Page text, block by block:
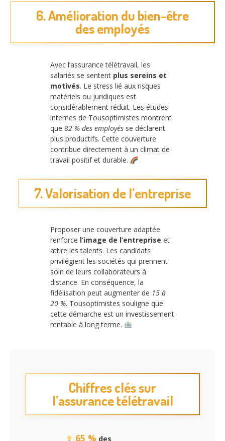
6. Amélioration du bien-être
des employés
Avec l’assurance télétravail, les
salariés se sentent plus sereins et
motivés. Le stress lié aux risques
matériels ou juridiques est
considérablement réduit. Les études
internes de Tousoptimistes montrent
que 82 % des employés se déclarent
plus productifs. Cette couverture
contribue directement à un climat de
travail positif et durable.
7. Valorisation de l’entreprise
Proposer une couverture adaptée
renforce l’image de l’entreprise et
attire les talents. Les candidats
privilégient les sociétés qui prennent
soin de leurs collaborateurs à
distance. En conséquence, la
fidélisation peut augmenter de 15 à
20 %. Tousoptimistes souligne que
cette démarche est un investissement
rentable à long terme.
Chiffres clés sur
l’assurance télétravail
65 % des